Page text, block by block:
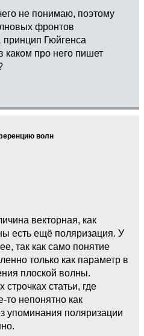
не понимаю, поэтому
фронтов
Гюйгенса
каком про него пишет
волн
векторная, как
есть ещё поляризация. У
так как само понятие
только как параметр в
плоской волны.
статьи, где
то непонятно как
упоминания поляризации